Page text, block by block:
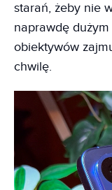
starań, żeby nie
naprawdę
obiektywów
chwilę.